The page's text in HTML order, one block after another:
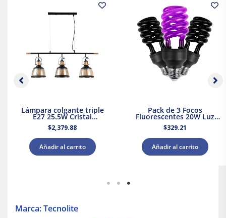
Lámpara colgante triple
E27 25.5W Cristal
Negro/Dorado Tecnolite
$2,379.88
Añadir al carrito
Pack de 3 Focos
Fluorescentes 20W Luz
Negra Base E27 Tecnolite
$329.21
Añadir al carrito
Marca: Tecnolite